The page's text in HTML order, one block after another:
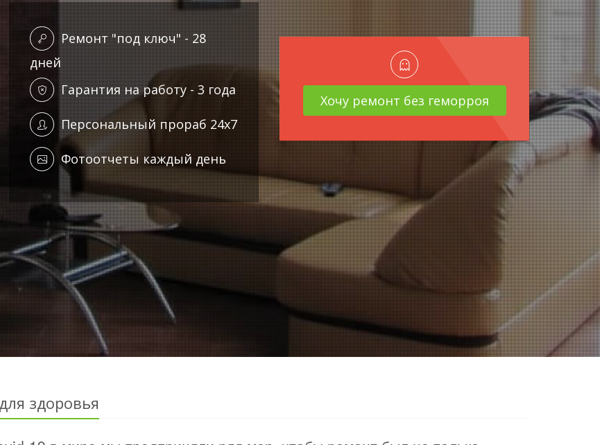
Ремонт "под ключ" - 28
дней
Гарантия на работу - 3 года
Персональный прораб 24x7
Фотоотчеты каждый день
Хочу ремонт без геморроя
здоровья